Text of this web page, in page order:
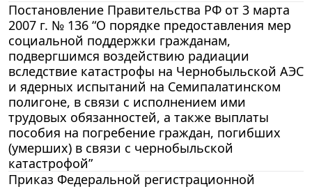
Постановление Правительства РФ от 3 марта
2007 г. № 136 “О порядке предоставления мер
социальной поддержки гражданам,
подвергшимся воздействию радиации
вследствие катастрофы на Чернобыльской АЭС
и ядерных испытаний на Семипалатинском
полигоне, в связи с исполнением ими
трудовых обязанностей, а также выплаты
пособия на погребение граждан, погибших
(умерших) в связи с чернобыльской
катастрофой”
Приказ Федеральной регистрационной